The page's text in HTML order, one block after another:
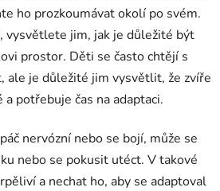
ho prozkoumávat okolí po svém.
vysvětlete jim, jak je důležité být
prostor. Děti se často chtějí s
ale je důležité jim vysvětlit, že zvíře
potřebuje čas na adaptaci.
nervózní nebo se bojí, může se
nebo se pokusit utéct. V takové
a nechat ho, aby se adaptoval